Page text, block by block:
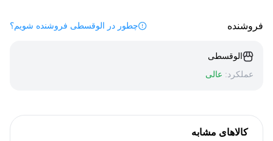
فروشنده چطور در الوقسطی فروشنده شویم؟
الوقسطی
عملکرد: عالی
کالاهای مشابه